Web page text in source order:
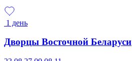
1 день
Дворцы Восточной Беларуси